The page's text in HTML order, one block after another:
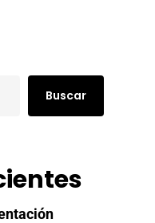
Buscar